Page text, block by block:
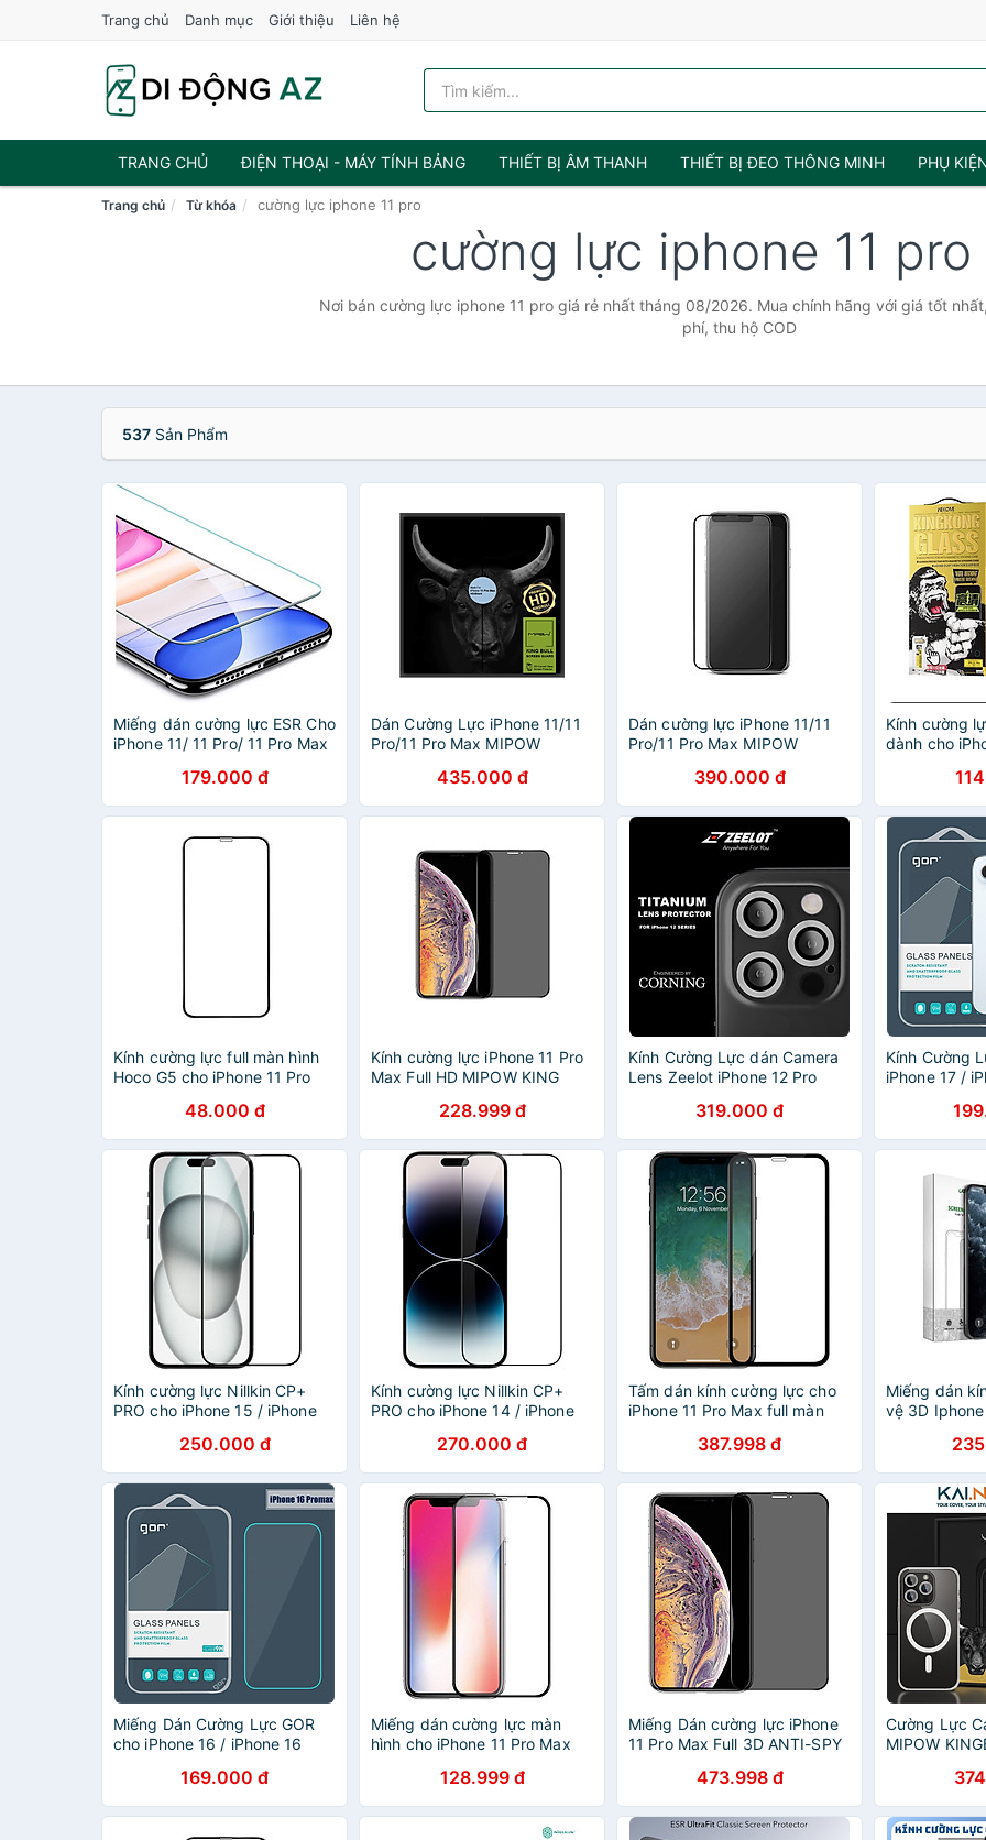
Trang chủ Danh mục Giới thiệu Liên hệ
TRANG CHỦ ĐIỆN THOẠI - MÁY TÍNH BẢNG THIẾT BỊ ÂM THANH THIẾT BỊ ĐEO THÔNG MINH PHỤ
Trang chủ Từ khóa cường lực iphone 11 pro
cường lực iphone 11 pro
Nơi bán cường lực iphone 11 pro giá rẻ nhất tháng 08/2026. Mua chính hãng với giá tốt
phí, thu hộ COD
537 Sản Phẩm
Miếng dán cường lực ESR Cho
iPhone 11/ 11 Pro/ 11 Pro Max
179.000 đ
Dán Cường Lực iPhone 11/11
Pro/11 Pro Max MIPOW
Hàng Chính Hãng
435.000 đ
Dán cường lực iPhone 11/11
Pro/11 Pro Max MIPOW
Chống vân tay - Hàng Chính
Hãng
390.000 đ
Kính cường
dành cho
iPhone 13/
Max/ iPhone
Pro Max/
Max/ iPhone
cường lực tự
WEKOME -
Kính cường lực full màn hình
Hoco G5 cho iPhone 11 Pro
48.000 đ
Kính cường lực iPhone 11 Pro
Max Full HD MIPOW KING
chính hãng228.999 đ
Kính Cường Lực dán Camera
Lens Zeelot iPhone 12 Pro
Hàng Chính hãng
319.000 đ
Kính Cường
iPhone 17 /
- Hàng
Kính cường lực Nillkin CP+
PRO cho iPhone 15 / iPhone
iPhone 15 Pro Max - Hàng
Chính Hãng
250.000 đ
Kính cường lực Nillkin CP+
PRO cho iPhone 14 / iPhone
iPhone 14 Pro Max - Hàng
Nhập Khẩu
270.000 đ
Tấm dán kính cường lực cho
iPhone 11 Pro Max full màn
3D CP+ MAX387.998 đ
Miếng dán
vệ 3D
Hàng Chính
Miếng Dán Cường Lực GOR
cho iPhone 16 / iPhone 16
16 Pro Max - Hàng Chính
Hãng
169.000 đ
Miếng dán cường lực màn
hình cho iPhone 11 Pro Max
9H / 0.2 mm - Hàng nhập
khẩu
128.999 đ
Miếng Dán cường lực iPhone
11 Pro Max Full 3D ANTI-SPY
Nhìn Trộm - Hàng chính hãng
473.998 đ
Cường Lực
MIPOW
Pro,
HÀNG